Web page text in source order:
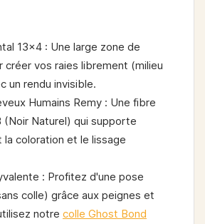
13x4 : Une large zone de
créer vos raies librement (milieu
un rendu invisible.
Humains Remy : Une fibre
(Noir Naturel) qui supporte
coloration et le lissage
: Profitez d'une pose
colle) grâce aux peignes et
notre colle Ghost Bond